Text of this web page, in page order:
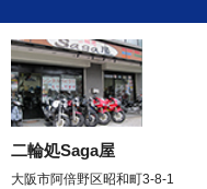
二輪処Saga屋
大阪市阿倍野区昭和町3-8-1